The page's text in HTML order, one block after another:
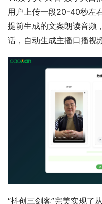
用户上传一段20-40秒左
提前生成的文案朗读音频
话，自动生成主播口播视
“抖创三剑客”完美实现了